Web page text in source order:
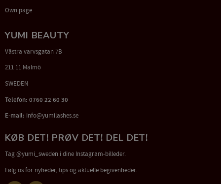
Own page
YUMI BEAUTY
Västra varvsgatan 7B
211 11 Malmö
SWEDEN
Telefon: 0760 22 60 30
E-mail: info@yumilashes.se
KØB DET! PRØV DET! DEL DET!
Tag @yumi_sweden i dine Instagram-billeder.
Følg os for nyheder, tips og aktuelle begivenheder.